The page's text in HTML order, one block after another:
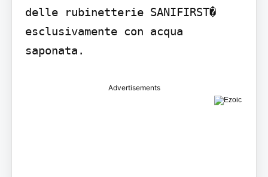
delle rubinetterie SANIFIRST�
esclusivamente con acqua
saponata.
Advertisements